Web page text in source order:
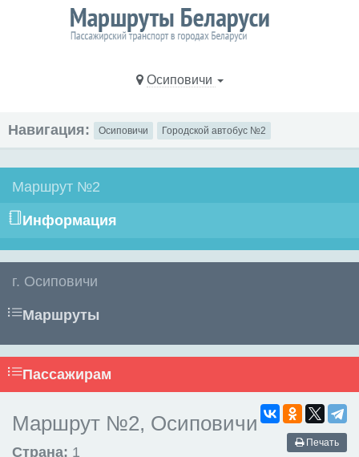
Осиповичи
Навигация: Осиповичи Городской автобус №2
Маршрут №2
Информация
г. Осиповичи
Маршруты
Пассажирам
Печать
Маршрут №2, Осиповичи
Страна: 1